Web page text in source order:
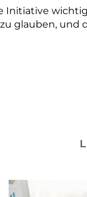
wichtig
glauben, und